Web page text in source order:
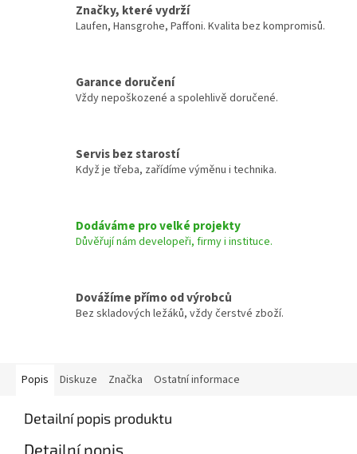
Značky, které vydrží
Laufen, Hansgrohe, Paffoni. Kvalita bez kompromisů.
Garance doručení
Vždy nepoškozené a spolehlivě doručené.
Servis bez starostí
Když je třeba, zařídíme výměnu i technika.
Dodáváme pro velké projekty
Důvěřují nám developeři, firmy i instituce.
Dovážíme přímo od výrobců
Bez skladových ležáků, vždy čerstvé zboží.
Popis Diskuze Značka Ostatní informace
Detailní popis produktu
Detailní popis